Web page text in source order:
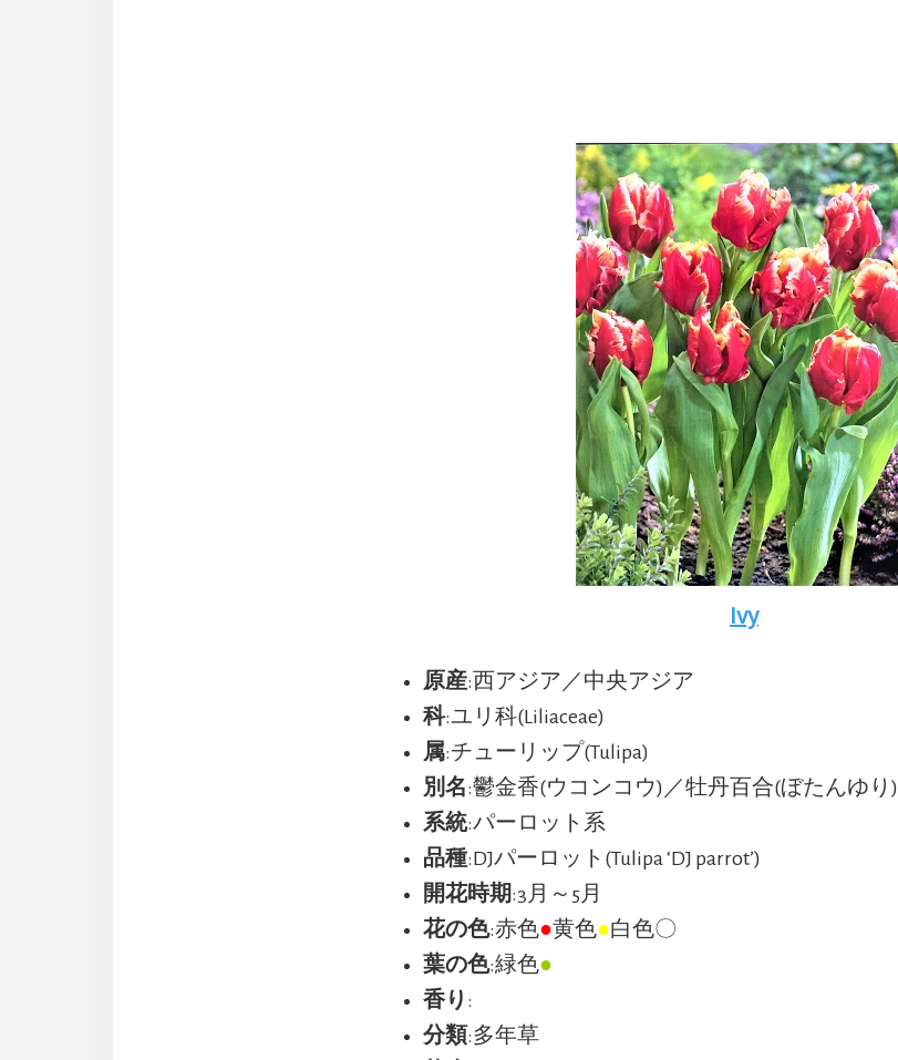
Ivy
原産:西アジア／中央アジア
科:ユリ科(Liliaceae)
属:チューリップ(Tulipa)
別名:鬱金香(ウコンコウ)／牡丹百合(ぼたんゆり)
系統:パーロット系
品種:DJパーロット(Tulipa ‘DJ parrot’)
開花時期 :3月～5月
花の色:赤色●黄色●白色〇
葉の色:緑色●
香り :
分類:多年草